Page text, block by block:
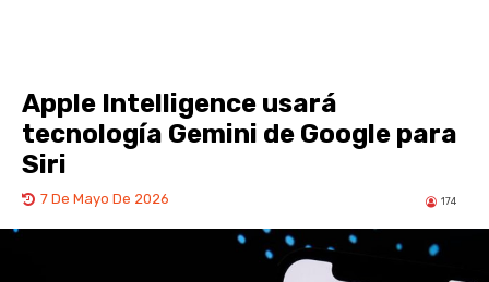
Apple Intelligence usará
tecnología Gemini de Google para
Siri
7 De Mayo De 2026 174